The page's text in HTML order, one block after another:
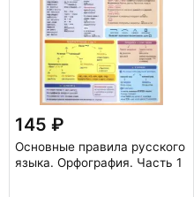
145
Основные правила русского
языка. Орфография. Часть 1